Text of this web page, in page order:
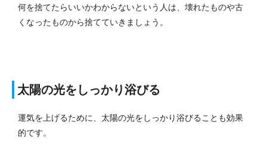
何を捨てたらいいかわからないという人は、壊れたものや古
くなったものから捨てていきましょう。
太陽の光をしっかり浴びる
運気を上げるために、太陽の光をしっかり浴びることも効果
的です。